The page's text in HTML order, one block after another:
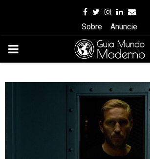
Facebook
Twitter
Instagram
Linkedin
Email
Sobre
Anuncie
PRIMARY